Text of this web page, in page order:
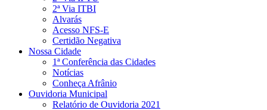
2ª Via ITBI
Alvarás
Acesso NFS-E
Certidão Negativa
Nossa Cidade
1ª Conferência das Cidades
Notícias
Conheça Afrânio
Ouvidoria Municipal
Relatório de Ouvidoria 2021